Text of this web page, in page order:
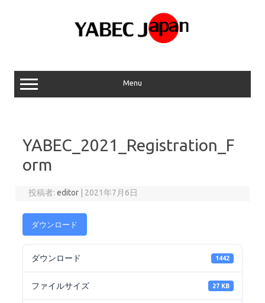
ッ
プ
Menu
YABEC_2021_Registration_F
orm
投稿者:editor 2021年7月6日
ダウンロード
ダウンロード 1442
ファイルサイズ 27 KB